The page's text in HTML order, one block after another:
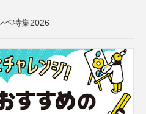
ペ特集2026